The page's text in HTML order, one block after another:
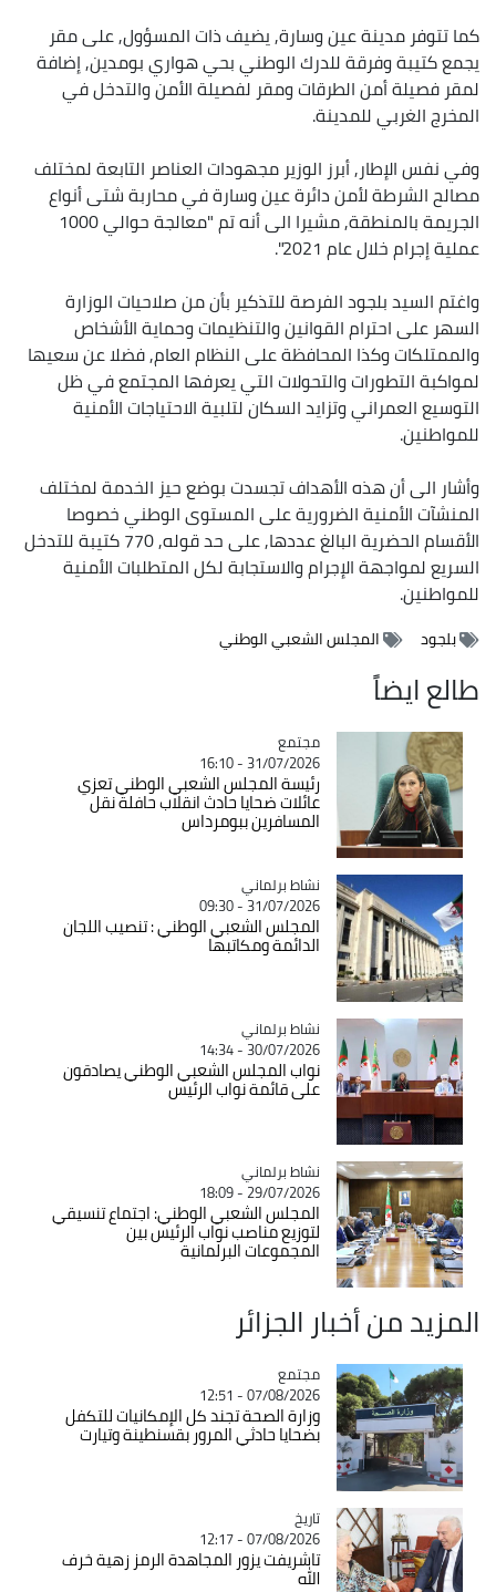
كما تتوفر مدينة عين وسارة, يضيف ذات المسؤول, على مقر
يجمع كتيبة وفرقة للدرك الوطني بحي هواري بومدين, إضافة
لمقر فصيلة أمن الطرقات ومقر لفصيلة الأمن والتدخل في
المخرج الغربي للمدينة.
وفي نفس الإطار, أبرز الوزير مجهودات العناصر التابعة لمختلف
مصالح الشرطة لأمن دائرة عين وسارة في محاربة شتى أنواع
الجريمة بالمنطقة, مشيرا الى أنه تم "معالجة حوالي 1000
عملية إجرام خلال عام 2021".
واغتم السيد بلجود الفرصة للتذكير بأن من صلاحيات الوزارة
السهر على احترام القوانين والتنظيمات وحماية الأشخاص
والممتلكات وكذا المحافظة على النظام العام, فضلا عن سعيها
لمواكبة التطورات والتحولات التي يعرفها المجتمع في ظل
التوسيع العمراني وتزايد السكان لتلبية الاحتياجات الأمنية
للمواطنين.
وأشار الى أن هذه الأهداف تجسدت بوضع حيز الخدمة لمختلف
المنشآت الأمنية الضرورية على المستوى الوطني خصوصا
الأقسام الحضرية البالغ عددها, على حد قوله, 770 كتيبة للتدخل
السريع لمواجهة الإجرام والاستجابة لكل المتطلبات الأمنية
للمواطنين.
بلجود المجلس الشعبي الوطني
طالع ايضاً
Catégorie
مجتمع
31/07/2026 - 16:10
رئيسة المجلس الشعبي الوطني تعزي
عائلات ضحايا حادث انقلاب حافلة نقل
المسافرين ببومرداس
Catégorie
نشاط برلماني
31/07/2026 - 09:30
المجلس الشعبي الوطني : تنصيب اللجان
الدائمة ومكاتبها
Catégorie
نشاط برلماني
30/07/2026 - 14:34
نواب المجلس الشعبي الوطني يصادقون
على قائمة نواب الرئيس
Catégorie
نشاط برلماني
29/07/2026 - 18:09
المجلس الشعبي الوطني: اجتماع تنسيقي
لتوزيع مناصب نواب الرئيس بين
المجموعات البرلمانية
المزيد من أخبار الجزائر
Catégorie
مجتمع
07/08/2026 - 12:51
وزارة الصحة تجند كل الإمكانيات للتكفل
بضحايا حادثي المرور بقسنطينة وتيارت
Catégorie
تاريخ
07/08/2026 - 12:17
تاشريفت يزور المجاهدة الرمز زهية خرف
الله